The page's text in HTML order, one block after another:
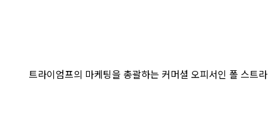
트라이엄프의 마케팅을 총괄하는 커머셜 오피서인 폴 스트